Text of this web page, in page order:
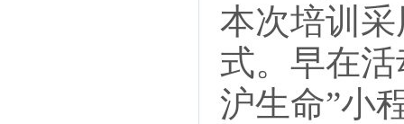
本次培训
式。早在
沪生命”小